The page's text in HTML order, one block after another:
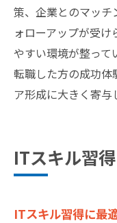
策、企業とのマッチ
ォローアップが受
やすい環境が整って
転職した方の成功体
ア形成に大きく寄与
ITスキル習
ITスキル習得に最